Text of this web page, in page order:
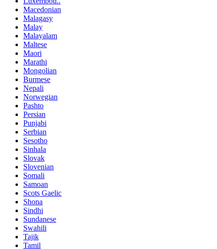
Macedonian
Malagasy
Malay
Malayalam
Maltese
Maori
Marathi
Mongolian
Burmese
Nepali
Norwegian
Pashto
Persian
Punjabi
Serbian
Sesotho
Sinhala
Slovak
Slovenian
Somali
Samoan
Scots Gaelic
Shona
Sindhi
Sundanese
Swahili
Tajik
Tamil